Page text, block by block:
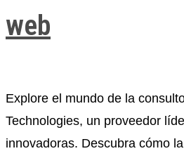
web​
Explore el mundo de la
Technologies, un proveedor
innovadoras. Descubra cómo